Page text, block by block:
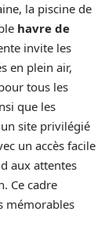
la piscine de
havre de
invite les
en plein air,
tous les
que les
site privilégié
un accès facile
aux attentes
Ce cadre
mémorables